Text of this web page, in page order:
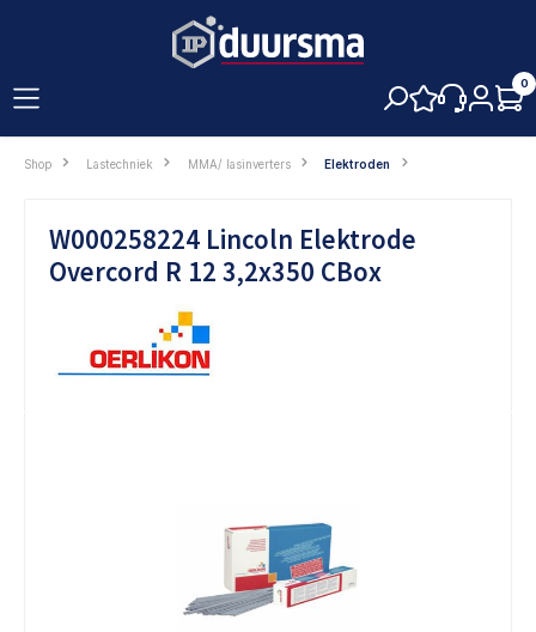
0
Shop Lastechniek MMA/ lasinverters Elektroden
W000258224 Lincoln Elektrode
Overcord R 12 3,2x350 CBox